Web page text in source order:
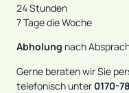
24 Stunden
7 Tage die Woche
Abholung nach
Gerne beraten wir Sie
telefonisch unter 0170-